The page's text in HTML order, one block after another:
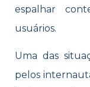
espalhar
usuários.
Uma das
pelos